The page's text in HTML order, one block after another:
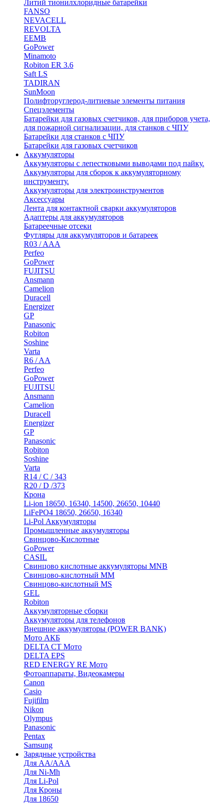
Литий тионилхлоридные батарейки
FANSO
NEVACELL
REVOLTA
EEMB
GoPower
Minamoto
Robiton ER 3.6
Saft LS
TADIRAN
SunMoon
Полифторуглерод-литиевые элементы питания
Спецэлементы
Батарейки для газовых счетчиков, для приборов учета,
для пожарной сигнализации, для станков с ЧПУ
Батарейки для станков с ЧПУ
Батарейки для газовых счетчиков
Аккумуляторы
Аккумуляторы с лепестковыми выводами под пайку.
Аккумуляторы для сборок к аккумуляторному
инструменту.
Аккумуляторы для электроинструментов
Аксессуары
Лента для контактной сварки аккумуляторов
Адаптеры для аккумуляторов
Батареечные отсеки
Футляры для аккумуляторов и батареек
R03 / AAA
Perfeo
GoPower
FUJITSU
Ansmann
Camelion
Duracell
Energizer
GP
Panasonic
Robiton
Soshine
Varta
R6 / AA
Perfeo
GoPower
FUJITSU
Ansmann
Camelion
Duracell
Energizer
GP
Panasonic
Robiton
Soshine
Varta
R14 / C / 343
R20 / D /373
Крона
Li-ion 18650, 16340, 14500, 26650, 10440
LiFePO4 18650, 26650, 16340
Li-Pol Аккумуляторы
Промышленные аккумуляторы
Свинцово-Кислотные
GoPower
CASIL
Свинцово кислотные аккумуляторы MNB
Cвинцово-кислотный MM
Cвинцово-кислотный MS
GEL
Robiton
Аккумуляторные сборки
Аккумуляторы для телефонов
Внешние аккумуляторы (POWER BANK)
Мото АКБ
DELTA CT Мото
DELTA EPS
RED ENERGY RE Мото
Фотоаппараты, Видеокамеры
Canon
Casio
Fujifilm
Nikon
Olympus
Panasonic
Pentax
Samsung
Зарядные устройства
Для AA/AAA
Для Ni-Mh
Для Li-Pol
Для Кроны
Для 18650